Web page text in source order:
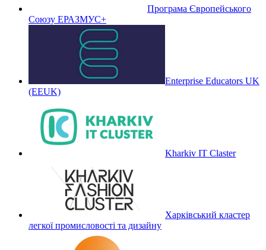
Програма Європейського
Союзу ЕРАЗМУС+
Enterprise Educators UK
(EEUK)
Kharkiv IT Claster
Харківський кластер
легкої промисловості та дизайну